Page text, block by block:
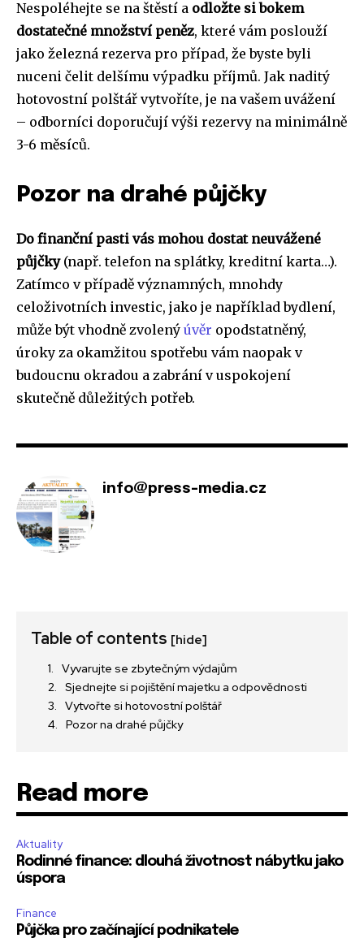
Nespoléhejte se na štěstí a odložte si bokem
dostatečné množství peněz, které vám poslouží
jako železná rezerva pro případ, že byste byli
nuceni čelit delšímu výpadku příjmů. Jak naditý
hotovostní polštář vytvoříte, je na vašem uvážení
– odborníci doporučují výši rezervy na minimálně
3-6 měsíců.
Pozor na drahé půjčky
Do finanční pasti vás mohou dostat neuvážené
půjčky(např. telefon na splátky, kreditní karta…).
Zatímco v případě významných, mnohdy
celoživotních investic, jako je například bydlení,
může být vhodně zvolený úvěr opodstatněný,
úroky za okamžitou spotřebu vám naopak v
budoucnu okradou a zabrání v uspokojení
skutečně důležitých potřeb.
info@press-media.cz
Table of contents [hide]
Vyvarujte se zbytečným výdajům
Sjednejte si pojištění majetku a odpovědnosti
Vytvořte si hotovostní polštář
Pozor na drahé půjčky
Read more
Aktuality
Rodinné finance: dlouhá životnost nábytku jako
úspora
Finance
Půjčka pro začínající podnikatele